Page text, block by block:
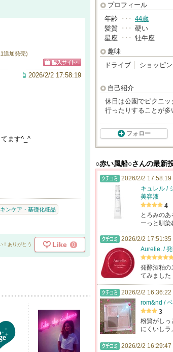
追加発売)
2026/2/2 17:58:19
ます^_^
ンケア・基礎化粧品
！ありがとう Like 0
プロフィール
年齢 ･･･ 44歳
髪質 ･･･ 硬い
星座 ･･･ 牡牛座
趣味
ドライブ
ショッピ
自己紹介
休日は公園でピクニ
行ったりすることが多
フォロー
○赤い風船○さんの最新
2026/2/2 17:58:19
キュレル /
美容液
4
とろみの
ーっと馴
2026/2/2 17:51:35
Aurelie. /
発酵酒粕の
てみまし
2026/2/2 16:36:22
rom&nd /
3
粉質がしっ
にくいし
2026/2/2 16:29:47